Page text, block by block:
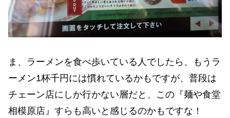
ま、ラーメンを食べ歩いている人でしたら、もうラ
ーメン1杯千円には慣れているかもですが、普段は
チェーン店にしか行かない層だと、この『麺や食堂
相模原店』すらも高いと感じるのかもですな！